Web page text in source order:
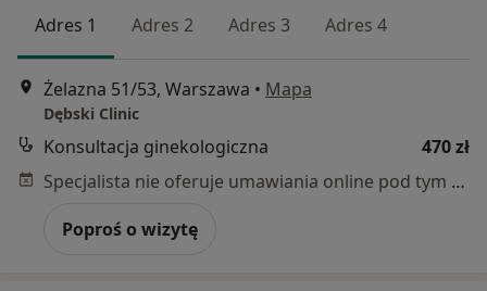
Adres 1 Adres 2 Adres 3 Adres 4
Żelazna 51/53, Warszawa • Mapa
Dębski Clinic
Konsultacja ginekologiczna
470 zł
Specjalista nie oferuje umawiania online pod tym adresem.
Poproś o wizytę